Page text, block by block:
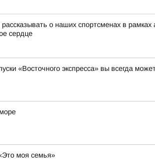
о наших спортсменах в
сердце
«Восточного экспресса» вы всегда
моя семья»